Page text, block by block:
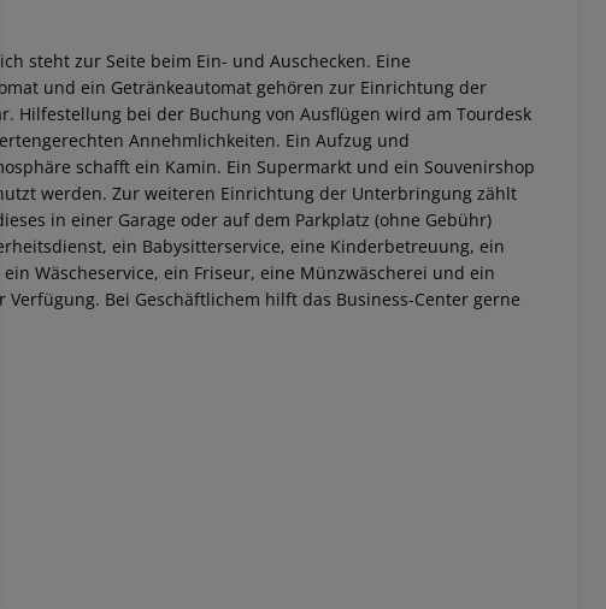
steht zur Seite beim Ein- und Auschecken. Eine
und ein Getränkeautomat gehören zur Einrichtung der
Hilfestellung bei der Buchung von Ausflügen wird am Tourdesk
Annehmlichkeiten. Ein Aufzug und
schafft ein Kamin. Ein Supermarkt und ein Souvenirshop
werden. Zur weiteren Einrichtung der Unterbringung zählt
in einer Garage oder auf dem Parkplatz (ohne Gebühr)
ein Babysitterservice, eine Kinderbetreuung, ein
Wäscheservice, ein Friseur, eine Münzwäscherei und ein
Bei Geschäftlichem hilft das Business-Center gerne